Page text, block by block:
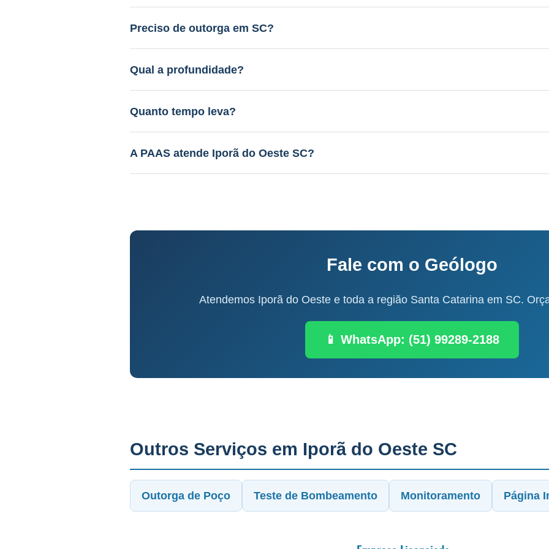
Entre R$ 12.000 a R$ 45.000. Aquífero variável conforme a geologia local,
gratuito.
Preciso de outorga em SC?
Sim. A PAAS cuida de todo o licenciamento junto ao IMA-SC.
Qual a profundidade?
40 a 150m em aquífero variável conforme a geologia local, vazão de 3 a 30 m³/h.
Quanto tempo leva?
Perfuração: 3-15 dias. Processo completo: 60-120 dias.
A PAAS atende Iporã do Oeste SC?
Sim! Desde 1985, com geólogo e equipe própria.
Fale com o Geólogo
Atendemos Iporã do Oeste e toda a região Santa Catarina em SC.
📱 WhatsApp: (51) 99289-2188
Outros Serviços em Iporã do Oeste SC
Outorga de Poço Teste de Bombeamento Monitoramento Página